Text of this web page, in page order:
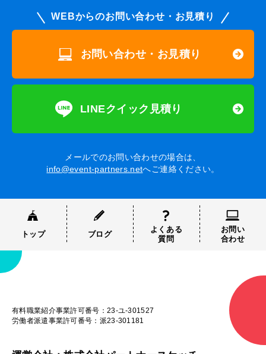
WEBからのお問い合わせ・お見積り
お問い合わせ・お見積り
LINEクイック見積り
メールでのお問い合わせの場合は、
info@event-partners.netへご連絡ください。
トップ ブログ
よくある
質問
お問い
合わせ
有料職業紹介事業許可番号：23-ユ-301527
労働者派遣事業許可番号：派23-301181